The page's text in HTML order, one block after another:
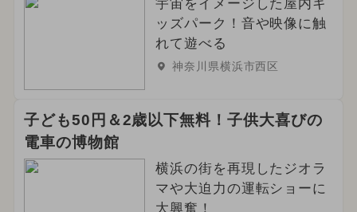
宇宙をイメージした屋内キ
ッズパーク！音や映像に触
れて遊べる
神奈川県横浜市西区
子ども50円＆2歳以下無料！子供大喜びの
電車の博物館
横浜の街を再現したジオラ
マや大迫力の運転ショーに
大興奮！